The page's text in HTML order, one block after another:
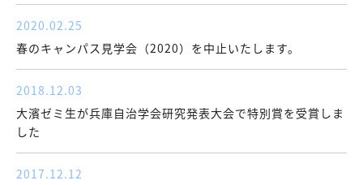
2020.02.25
春のキャンパス見学会（2020）を中止いたします。
2018.12.03
大濱ゼミ生が兵庫自治学会研究発表大会で特別賞を受賞しま
した
2017.12.12